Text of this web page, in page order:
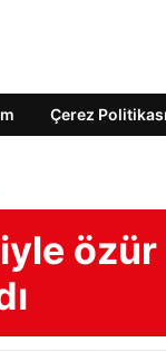
Çerez Politikası
özür